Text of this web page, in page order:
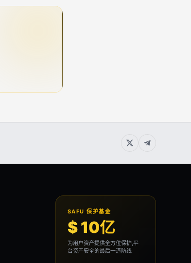
SAFU 保护基金
$ 10亿
为用户资产提供全方位保护,平
台资产安全的最后一道防线